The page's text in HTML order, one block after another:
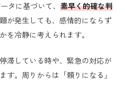
タに基づいて、 素早く的確な判
が発生しても、感情的にならず
を冷静に考えられます。
滞している時や、緊急の対応が
す。周りからは「頼りになる」